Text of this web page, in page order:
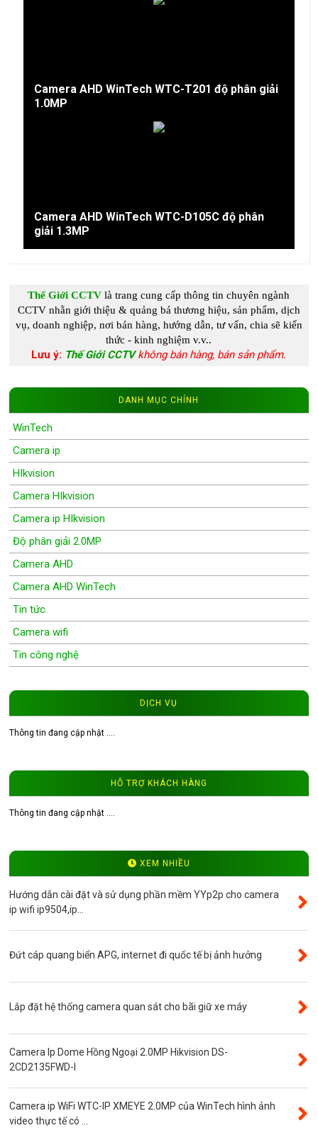
Camera AHD WinTech WTC-T201 độ phân giải
1.0MP
Camera AHD WinTech WTC-D105C độ phân
giải 1.3MP
Thế Giới CCTV là trang cung cấpthông tin chuyên ngành
CCTVnhằn giới thiệu & quảng bá thương hiệu, sản phẩm, dịch
vụ, doanh nghiệp, nơi bán hàng, hướng dẫn, tư vấn, chia sẽ kiến
thức - kinh nghiệmv.v..
Lưu ý: Thế Giới CCTV không bán hàng, bán sản phẩm.
DANH MỤC CHÍNH
WinTech
Camera ip
HIkvision
Camera HIkvision
Camera ip HIkvision
Độ phân giải 2.0MP
Camera AHD
Camera AHD WinTech
Tin tức
Camera wifi
Tin công nghệ
Đầu ghi hình camera
Đầu ghi camera WinTech
Máy bộ đàm
Bảng giá
Phụ kiện camera
Độ phân giải 3.0MP
Camera CVI WinTech
Camera ngụy trang
DỊCH VỤ
Thông tin đang cập nhật ....
HỖ TRỢ KHÁCH HÀNG
Thông tin đang cập nhật ....
XEM NHIỀU
Hướng dẫn cài đặt và sử dụng phần mềm YYp2p cho camera
ip wifi ip9504,ip...
Đứt cáp quang biển APG, internet đi quốc tế bị ảnh hưởng
Lắp đặt hệ thống camera quan sát cho bãi giữ xe máy
Camera Ip Dome Hồng Ngoại 2.0MP Hikvision DS-
2CD2135FWD-I
Camera ip WiFi WTC-IP XMEYE 2.0MP của WinTech hình ảnh
video thực tế có ...